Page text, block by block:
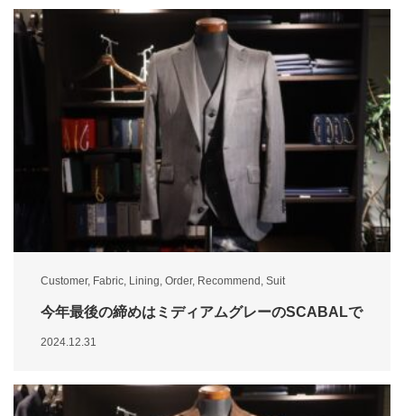
Customer, Fabric, Lining, Order, Recommend , Suit
今年最後の締めはミディアムグレーのSCABALで
2024.12.31